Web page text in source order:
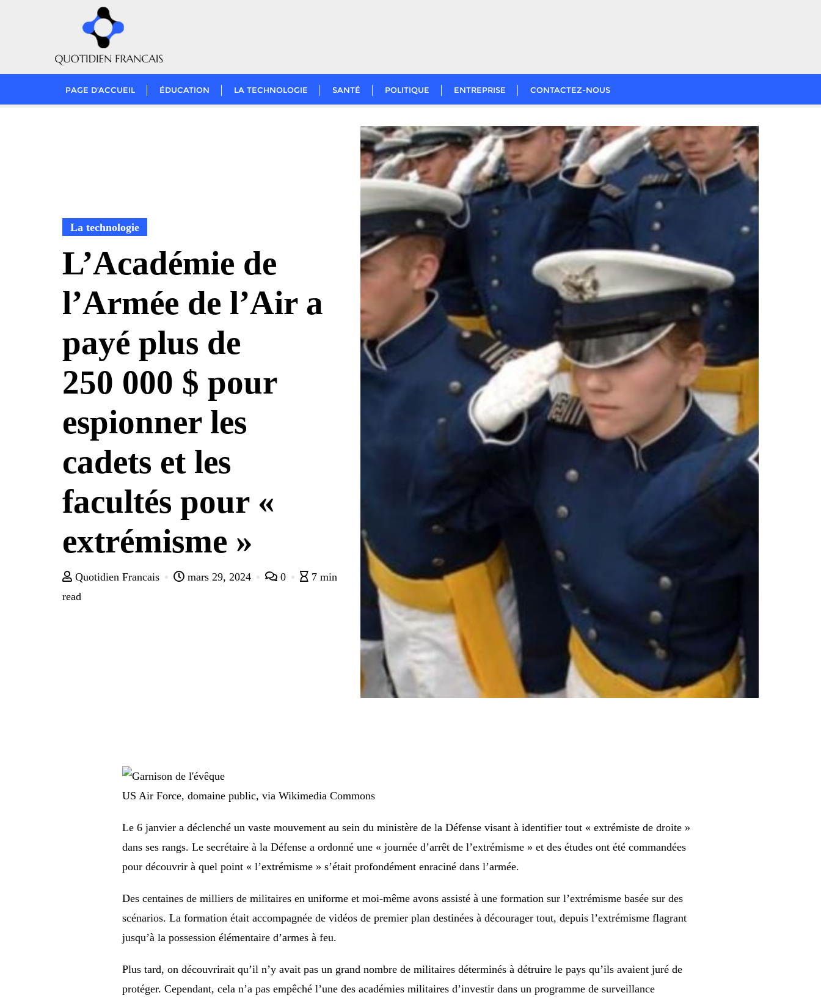
PAGE D’ACCUEIL ÉDUCATION LA TECHNOLOGIE SANTÉ POLITIQUE ENTREPRISE CONTACTEZ-NOUS
La technologie
L’Académie de
l’Armée de l’Air a
payé plus de
250 000 $ pour
espionner les
cadets et les
facultés pour «
extrémisme »
Quotidien Francais mars 29, 2024 0
7 min
read
US Air Force, domaine public, via Wikimedia Commons
Le 6 janvier a déclenché un vaste mouvement au sein du ministère de la Défense visant à identifier tout « extrémiste de droite »
dans ses rangs. Le secrétaire à la Défense a ordonné une « journée d’arrêt de l’extrémisme » et des études ont été commandées
pour découvrir à quel point « l’extrémisme » s’était profondément enraciné dans l’armée.
Des centaines de milliers de militaires en uniforme et moi-même avons assisté à une formation sur l’extrémisme basée sur des
scénarios. La formation était accompagnée de vidéos de premier plan destinées à décourager tout, depuis l’extrémisme flagrant
jusqu’à la possession élémentaire d’armes à feu.
Plus tard, on découvrirait qu’il n’y avait pas un grand nombre de militaires déterminés à détruire le pays qu’ils avaient juré de
protéger. Cependant, cela n’a pas empêché l’une des académies militaires d’investir dans un programme de surveillance